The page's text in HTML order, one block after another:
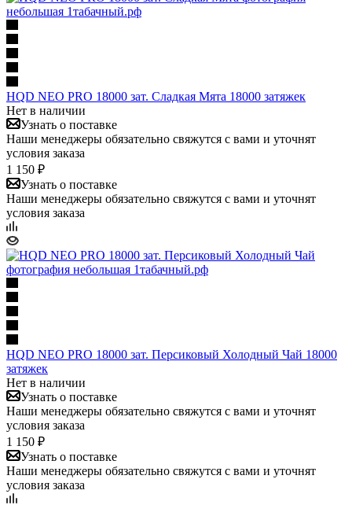
HQD NEO PRO 18000 зат. Сладкая Мята 18000 затяжек
Нет в наличии
Узнать о поставке
Наши менеджеры обязательно свяжутся с вами и уточнят
условия заказа
1 150 ₽
Узнать о поставке
Наши менеджеры обязательно свяжутся с вами и уточнят
условия заказа
HQD NEO PRO 18000 зат. Персиковый Холодный Чай 18000
затяжек
Нет в наличии
Узнать о поставке
Наши менеджеры обязательно свяжутся с вами и уточнят
условия заказа
1 150 ₽
Узнать о поставке
Наши менеджеры обязательно свяжутся с вами и уточнят
условия заказа